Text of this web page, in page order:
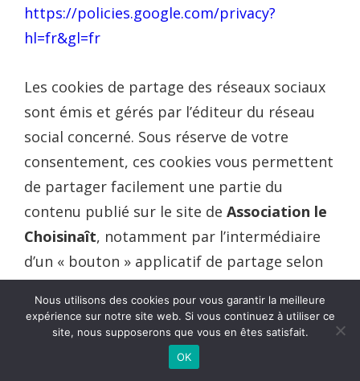
https://policies.google.com/privacy?
hl=fr&gl=fr
Les cookies de partage des réseaux sociaux
sont émis et gérés par l’éditeur du réseau
social concerné. Sous réserve de votre
consentement, ces cookies vous permettent
de partager facilement une partie du
contenu publié sur le site de Association le
Choisinaît, notamment par l’intermédiaire
d’un « bouton » applicatif de partage selon
le réseau social concerné. Quatre types de
cookies de partage des réseaux sociaux sont
présents sur le site deAssociation le
Nous utilisons des cookies pour vous garantir la meilleure
expérience sur notre site web. Si vous continuez à utiliser ce
site, nous supposerons que vous en êtes satisfait.
OK